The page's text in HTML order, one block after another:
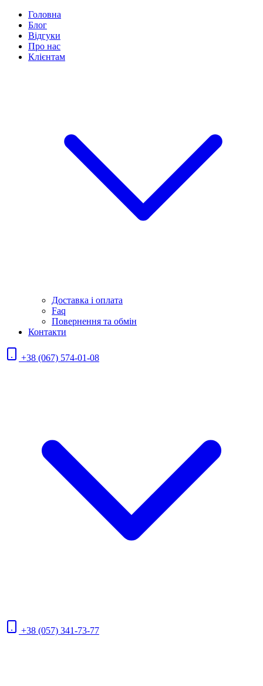
Головна
Блог
Відгуки
Про нас
Клієнтам
Доставка і оплата
Faq
Повернення та обмін
Контакти
+38 (067) 574-01-08
+38 (057) 341-73-77